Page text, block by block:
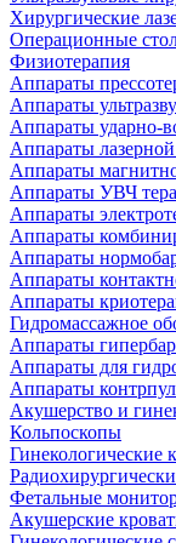
Хирургические
Операционные
Физиотерапия
Аппараты
Аппараты
Аппараты ударно-
Аппараты
Аппараты
Аппараты УВЧ
Аппараты
Аппараты
Аппараты
Аппараты
Аппараты
Гидромассажное
Аппараты
Аппараты для
Аппараты
Акушерство и
Кольпоскопы
Гинекологические
Фетальные
Акушерские